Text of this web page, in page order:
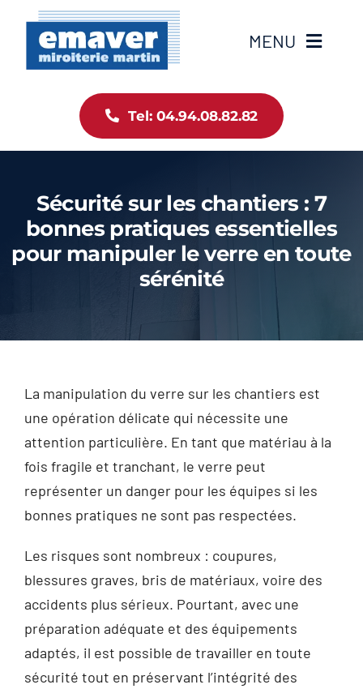
Passer
contenu
MENU
Notre histoire
Nos produits
Emaver News
Tel: 04.94.08.82.82
Sécurité sur les chantiers : 7
bonnes pratiques essentielles
pour manipuler le verre en toute
sérénité
La manipulation du verre sur les chantiers est
une opération délicate qui nécessite une
attention particulière. En tant que matériau à la
fois fragile et tranchant, le verre peut
représenter un danger pour les équipes si les
bonnes pratiques ne sont pas respectées.
Les risques sont nombreux : coupures,
blessures graves, bris de matériaux, voire des
accidents plus sérieux. Pourtant, avec une
préparation adéquate et des équipements
adaptés, il est possible de travailler en toute
sécurité tout en préservant l’intégrité des